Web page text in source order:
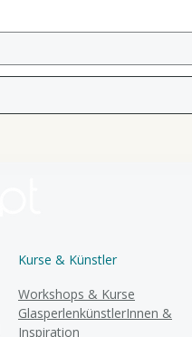
Kurse & Künstler
Workshops & Kurse
GlasperlenkünstlerInnen &
Inspiration